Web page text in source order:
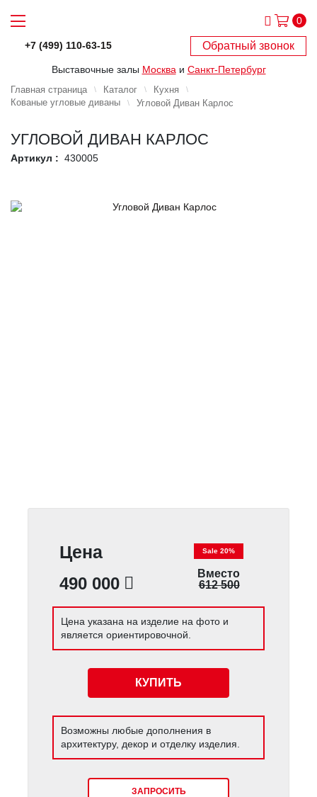
0
+7 (499) 110-63-15 Обратный звонок
Выставочные залы Москва и Санкт-Петербург
Главная страница Каталог
Кухня
Кованые угловые диваны
Угловой Диван Карлос
УГЛОВОЙ ДИВАН КАРЛОС
Артикул : 430005
Цена
490 000
Sale 20%
Вместо
612 500
Цена указана на изделие на фото и
является ориентировочной.
КУПИТЬ
Возможны любые дополнения в
архитектуру, декор и отделку изделия.
ЗАПРОСИТЬ